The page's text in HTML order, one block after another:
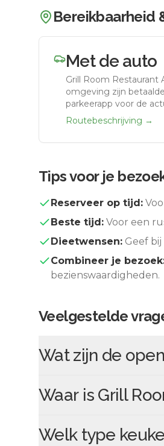
Bereikbaarheid
Met de auto
Grill Room Restaurant
omgeving zijn
parkeerapp voor de
Routebeschrijving →
Tips voor je
Reserveer op tijd:
Beste tijd: Voor een
Dieetwensen: Geef
Combineer je
bezienswaardigheden.
Veelgestelde
Wat zijn de
Waar is Grill
Welk type